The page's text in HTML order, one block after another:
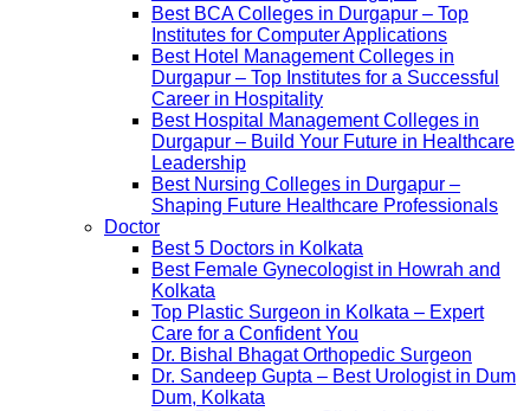
Best BCA Colleges in Durgapur – Top
Institutes for Computer Applications
Best Hotel Management Colleges in
Durgapur – Top Institutes for a Successful
Career in Hospitality
Best Hospital Management Colleges in
Durgapur – Build Your Future in Healthcare
Leadership
Best Nursing Colleges in Durgapur –
Shaping Future Healthcare Professionals
Doctor
Best 5 Doctors in Kolkata
Best Female Gynecologist in Howrah and
Kolkata
Top Plastic Surgeon in Kolkata – Expert
Care for a Confident You
Dr. Bishal Bhagat Orthopedic Surgeon
Dr. Sandeep Gupta – Best Urologist in Dum
Dum, Kolkata